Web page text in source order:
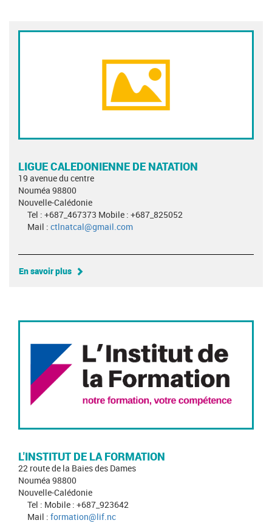
LIGUE CALEDONIENNE DE NATATION
19 avenue du centre
Nouméa 98800
Nouvelle-Calédonie
Tel : +687_467373 Mobile : +687_825052
Mail : ctlnatcal@gmail.com
En savoir plus
L'INSTITUT DE LA FORMATION
22 route de la Baies des Dames
Nouméa 98800
Nouvelle-Calédonie
Tel : Mobile : +687_923642
Mail : formation@lif.nc